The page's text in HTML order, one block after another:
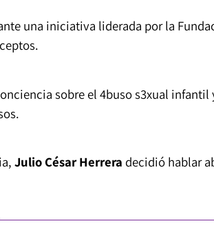
una iniciativa liderada por la
sobre el 4buso s3xual
Julio César Herrera decidió hablar